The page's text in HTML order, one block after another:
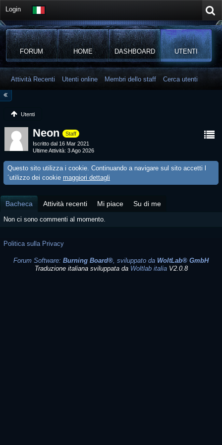
Login
FORUM HOME DASHBOARD UTENTI
Attività Recenti Utenti online Membri dello staff Cerca utenti
Utenti
Neon
Staff
Iscritto dal 16 Mar 2021
Ultime Attività 3 Ago 2026
Questo sito utilizza i cookie. Continuando a navigare sul sito accetti l
´utilizzo dei cookie maggiori dettagli
Bacheca Attività recenti Mi piace Su di me
Non ci sono commenti al momento.
Politica sulla Privacy
Forum Software: Burning Board®, sviluppato da WoltLab® GmbH
Traduzione italiana sviluppata da Woltlab italiaV2.0.8